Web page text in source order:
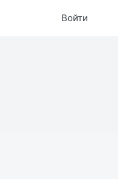
Войти